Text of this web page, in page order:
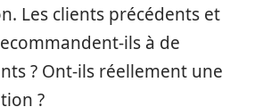
Les clients précédents et
ils à de
? Ont-ils réellement une
?